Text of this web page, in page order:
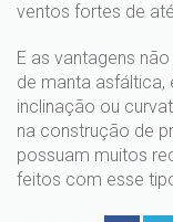
ventos fortes de
E as vantagens
de manta
inclinação ou
na construção de
possuam muitos
feitos com esse